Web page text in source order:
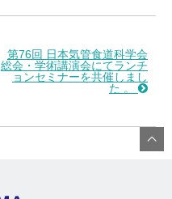
第76回 日本気管食道科学会
総会・学術講演会にてランチ
ョンセミナーを共催しまし
た 。